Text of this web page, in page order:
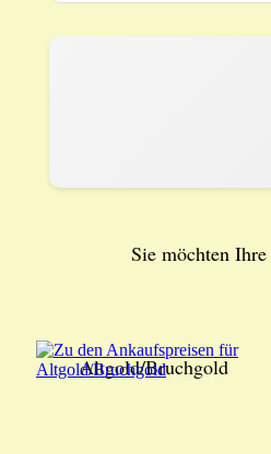
Sie möchten
Altgold/Bruchgold